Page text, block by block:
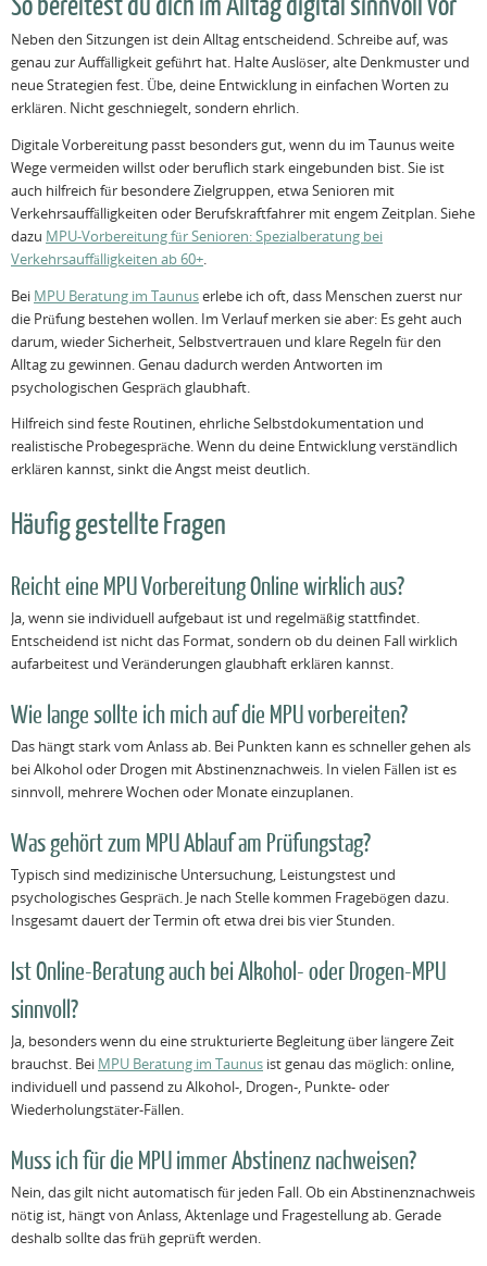
So bereitest du dich im Alltag digital sinnvoll vor
Neben den Sitzungen ist dein Alltag entscheidend. Schreibe auf, was
genau zur Auffälligkeit geführt hat. Halte Auslöser, alte Denkmuster und
neue Strategien fest. Übe, deine Entwicklung in einfachen Worten zu
erklären. Nicht geschniegelt, sondern ehrlich.
Digitale Vorbereitung passt besonders gut, wenn du im Taunus weite
Wege vermeiden willst oder beruflich stark eingebunden bist. Sie ist
auch hilfreich für besondere Zielgruppen, etwa Senioren mit
Verkehrsauffälligkeiten oder Berufskraftfahrer mit engem Zeitplan. Siehe
dazu MPU-Vorbereitung für Senioren: Spezialberatung bei
Verkehrsauffälligkeiten ab 60+.
Bei MPU Beratung im Taunuserlebe ich oft, dass Menschen zuerst nur
die Prüfung bestehen wollen. Im Verlauf merken sie aber: Es geht auch
darum, wieder Sicherheit, Selbstvertrauen und klare Regeln für den
Alltag zu gewinnen. Genau dadurch werden Antworten im
psychologischen Gespräch glaubhaft.
Hilfreich sind feste Routinen, ehrliche Selbstdokumentation und
realistische Probegespräche. Wenn du deine Entwicklung verständlich
erklären kannst, sinkt die Angst meist deutlich.
Häufig gestellte Fragen
Reicht eine MPU Vorbereitung Online wirklich aus?
Ja, wenn sie individuell aufgebaut ist und regelmäßig stattfindet.
Entscheidend ist nicht das Format, sondern ob du deinen Fall wirklich
aufarbeitest und Veränderungen glaubhaft erklären kannst.
Wie lange sollte ich mich auf die MPU vorbereiten?
Das hängt stark vom Anlass ab. Bei Punkten kann es schneller gehen als
bei Alkohol oder Drogen mit Abstinenznachweis. In vielen Fällen ist es
sinnvoll, mehrere Wochen oder Monate einzuplanen.
Was gehört zum MPU Ablauf am Prüfungstag?
Typisch sind medizinische Untersuchung, Leistungstest und
psychologisches Gespräch. Je nach Stelle kommen Fragebögen dazu.
Insgesamt dauert der Termin oft etwa drei bis vier Stunden.
Ist Online-Beratung auch bei Alkohol- oder Drogen-MPU
sinnvoll?
Ja, besonders wenn du eine strukturierte Begleitung über längere Zeit
brauchst. Bei MPU Beratung im Taunus ist genau das möglich: online,
individuell und passend zu Alkohol-, Drogen-, Punkte- oder
Wiederholungstäter-Fällen.
Muss ich für die MPU immer Abstinenz nachweisen?
Nein, das gilt nicht automatisch für jeden Fall. Ob ein Abstinenznachweis
nötig ist, hängt von Anlass, Aktenlage und Fragestellung ab. Gerade
deshalb sollte das früh geprüft werden.